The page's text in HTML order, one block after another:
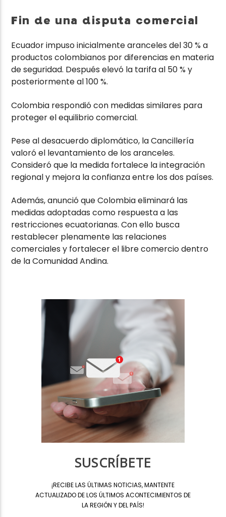
Fin de una disputa comercial
Ecuador impuso inicialmente aranceles del 30 % a
productos colombianos por diferencias en materia
de seguridad. Después elevó la tarifa al 50 % y
posteriormente al 100 %.
Colombia respondió con medidas similares para
proteger el equilibrio comercial.
Pese al desacuerdo diplomático, la Cancillería
valoró el levantamiento de los aranceles.
Consideró que la medida fortalece la integración
regional y mejora la confianza entre los dos países.
Además, anunció que Colombia eliminará las
medidas adoptadas como respuesta a las
restricciones ecuatorianas. Con ello busca
restablecer plenamente las relaciones
comerciales y fortalecer el libre comercio dentro
de la Comunidad Andina.
SUSCRÍBETE
¡RECIBE LAS ÚLTIMAS NOTICIAS, MANTENTE
ACTUALIZADO DE LOS ÚLTIMOS ACONTECIMIENTOS DE
LA REGIÓN Y DEL PAÍS!